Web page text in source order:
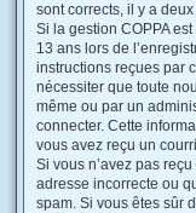
sont corrects, il y a
Si la gestion COPPA
13 ans lors de
instructions reçues par
nécessiter que toute
même ou par un
connecter. Cette
vous avez reçu un
Si vous n’avez pas
adresse incorrecte ou
spam. Si vous êtes sûr